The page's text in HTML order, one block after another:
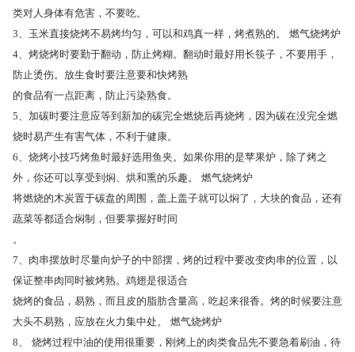
类对人身体有危害，不要吃。
3、玉米直接烧烤不易烤均匀，可以和鸡真一样，烤煮熟的。 燃气烧烤炉
4、烤烧烤时要勤于翻动，防止烤糊。翻动时最好用长筷子，不要用手，
防止烫伤。放生食时要注意要和快烤熟
的食品有一点距离，防止污染熟食。
5、加碳时要注意应等到新加的碳完全燃烧后再烧烤，因为碳在没完全燃
烧时易产生有害气体，不利于健康。
6、烧烤小技巧烤鱼时最好选用鱼夹。如果你用的是苹果炉，除了烤之
外，你还可以享受到焖、烘和熏的乐趣。 燃气烧烤炉
将燃烧的木炭置于碳盘的周围，盖上盖子就可以焖了，大块的食品，还有
蔬菜等都适合焖制，但要掌握好时间
。
7、肉串摆放时尽量向炉子的中部摆，烤的过程中要改变肉串的位置，以
保证整串肉同时被烤熟。鸡翅是很适合
烧烤的食品，易熟，而且皮的脂肪含量高，吃起来很香。烤的时候要注意
大头不易熟，应放在火力集中处。 燃气烧烤炉
8、 烧烤过程中油的使用很重要，刚烤上的肉类食品先不要急着刷油，待